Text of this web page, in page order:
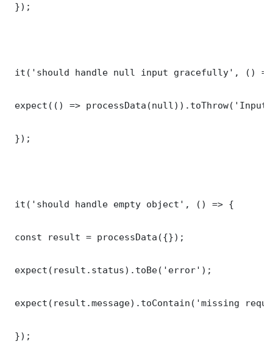
});
it('should handle null input gracefully', ()
expect(() =>
});
it('should handle empty object', () => {
const result = processData({});
expect(result.status).toBe('error');
expect(result.message).toContain('missing
});